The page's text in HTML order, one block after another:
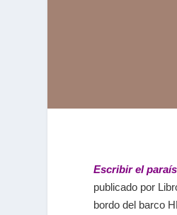
Escribir el
publicado por
bordo del barco